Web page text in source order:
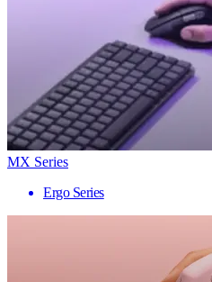
MX Series
Ergo Series